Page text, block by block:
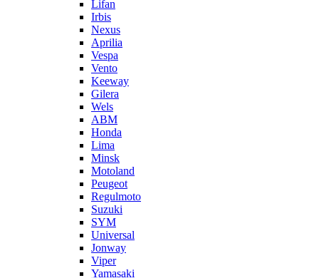
Lifan
Irbis
Nexus
Aprilia
Vespa
Vento
Keeway
Gilera
Wels
ABM
Honda
Lima
Minsk
Motoland
Peugeot
Regulmoto
Suzuki
SYM
Universal
Jonway
Viper
Yamasaki